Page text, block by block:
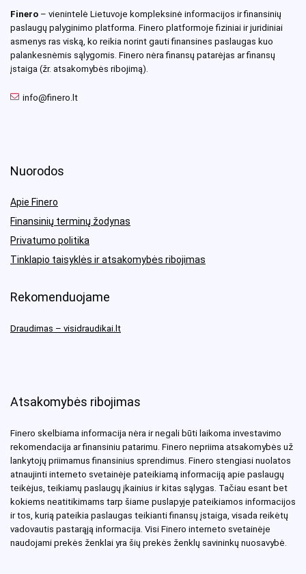
Finero – vienintelė Lietuvoje kompleksinė informacijos ir finansinių
paslaugų palyginimo platforma. Finero platformoje fiziniai ir juridiniai
asmenys ras viską, ko reikia norint gauti finansines paslaugas kuo
palankesnėmis sąlygomis. Finero nėra finansų patarėjas ar finansų
įstaiga (žr. atsakomybės ribojimą).
info@finero.lt
Nuorodos
Apie Finero
Finansinių terminų žodynas
Privatumo politika
Tinklapio taisyklės ir atsakomybės ribojimas
Rekomenduojame
Draudimas – visidraudikai.lt
Atsakomybės ribojimas
Finero skelbiama informacija nėra ir negali būti laikoma investavimo
rekomendacija ar finansiniu patarimu. Finero nepriima atsakomybės už
lankytojų priimamus finansinius sprendimus. Finero stengiasi nuolatos
atnaujinti interneto svetainėje pateikiamą informaciją apie paslaugų
teikėjus, teikiamų paslaugų įkainius ir kitas sąlygas. Tačiau esant bet
kokiems neatitikimams tarp šiame puslapyje pateikiamos informacijos
ir tos, kurią pateikia paslaugas teikianti finansų įstaiga, visada reikėtų
vadovautis pastarąją informacija. Visi Finero interneto svetainėje
naudojami prekės ženklai yra šių prekės ženklų savininkų nuosavybė.